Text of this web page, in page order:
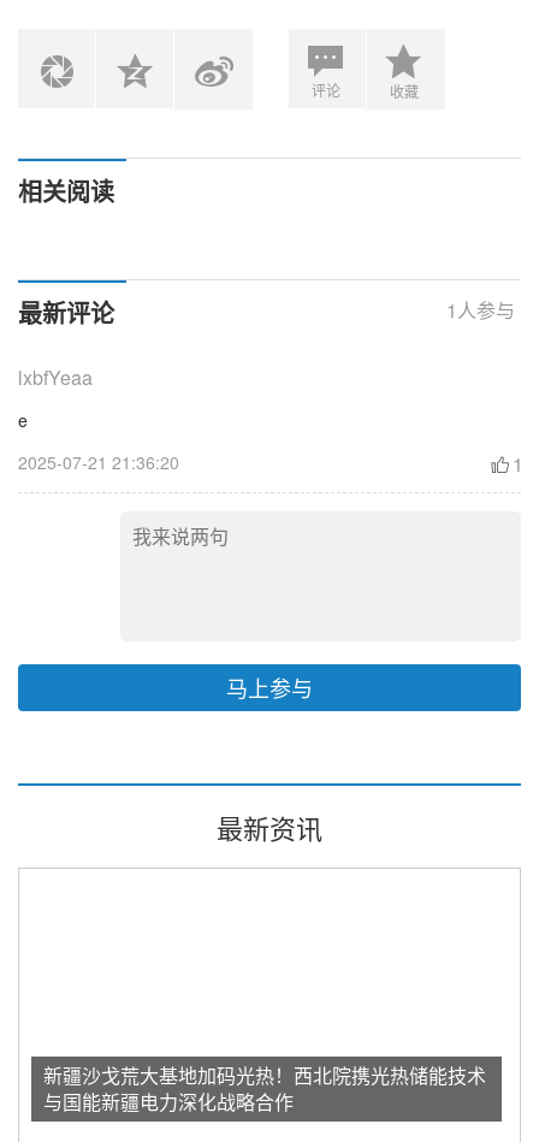
评论 收藏
相关阅读
最新评论 1人参与
lxbfYeaa
e
2025-07-21 21:36:20
1
马上参与
最新资讯
新疆沙戈荒大基地加码光热！西北院携光热储能技术
与国能新疆电力深化战略合作